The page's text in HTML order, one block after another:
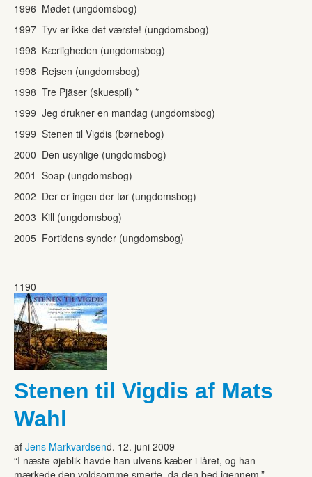
1996 Mødet (ungdomsbog)
1997 Tyv er ikke det værste! (ungdomsbog)
1998 Kærligheden (ungdomsbog)
1998 Rejsen (ungdomsbog)
1998 Tre Pjäser (skuespil) *
1999 Jeg drukner en mandag (ungdomsbog)
1999 Stenen til Vigdis (børnebog)
2000 Den usynlige (ungdomsbog)
2001 Soap (ungdomsbog)
2002 Der er ingen der tør (ungdomsbog)
2003 Kill (ungdomsbog)
2005 Fortidens synder (ungdomsbog)
1190
Stenen til Vigdis af Mats
Wahl
af Jens Markvardsend. 12. juni 2009
“I næste øjeblik havde han ulvens kæber i låret, og han
mærkede den voldsomme smerte, da den bed igennem.”